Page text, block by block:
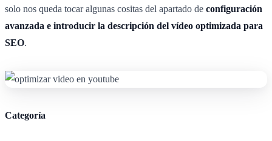
solo nos queda tocar algunas cositas del apartado de configuración
avanzada e introducir la descripción del vídeo optimizada para
SEO.
Categoría